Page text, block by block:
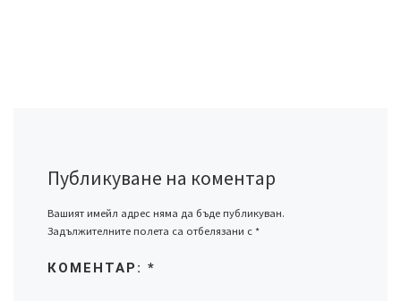
Публикуване на коментар
Вашият имейл адрес няма да бъде публикуван.
Задължителните полета са отбелязани с *
КОМЕНТАР: *